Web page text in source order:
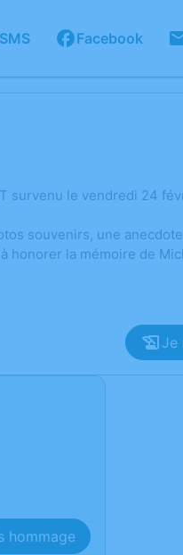
SMS Facebook
survenu le vendredi 24
souvenirs, une
la mémoire de
Je
hommage